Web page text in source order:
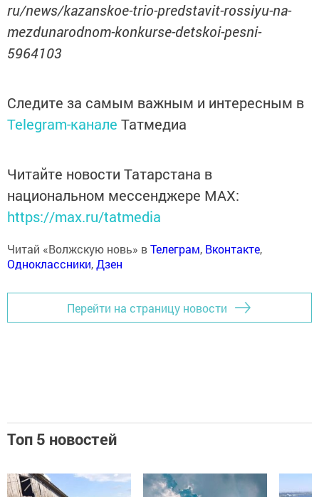
ru/news/kazanskoe-trio-predstavit-rossiyu-na-
mezdunarodnom-konkurse-detskoi-pesni-
5964103
Следите за самым важным и интересным в
Telegram-канале Татмедиа
Читайте новости Татарстана в
национальном мессенджере MАХ:
https://max.ru/tatmedia
Читай «Волжскую новь» вТелеграм, Вконтакте,
Одноклассники,Дзен
Перейти на страницу новости
Топ 5 новостей